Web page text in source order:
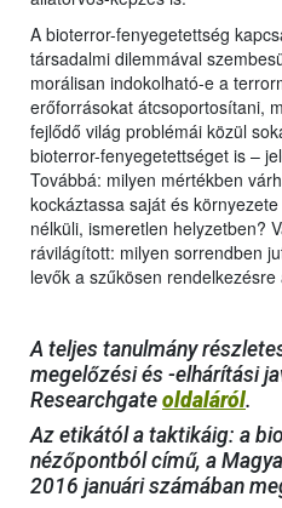
A bioterror-fenyegetettség
társadalmi dilemmával
morálisan indokolható-e a
erőforrásokat átcsoportosítani,
fejlődő világ problémái közül
bioterror-fenyegetettséget is –
Továbbá: milyen mértékben
kockáztassa saját és
nélküli, ismeretlen helyzetben?
rávilágított: milyen sorrendben
levők a szűkösen
A teljes tanulmány
megelőzési és -elhárítási
Researchgate oldaláról.
Az etikától a taktikáig: a
nézőpontból című, a
2016 januári számában